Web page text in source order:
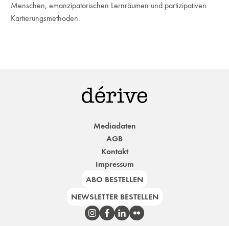
Menschen, emanzipatorischen Lernräumen und partizipativen
Kartierungsmethoden.
Mediadaten
AGB
Kontakt
Impressum
ABO BESTELLEN
NEWSLETTER BESTELLEN